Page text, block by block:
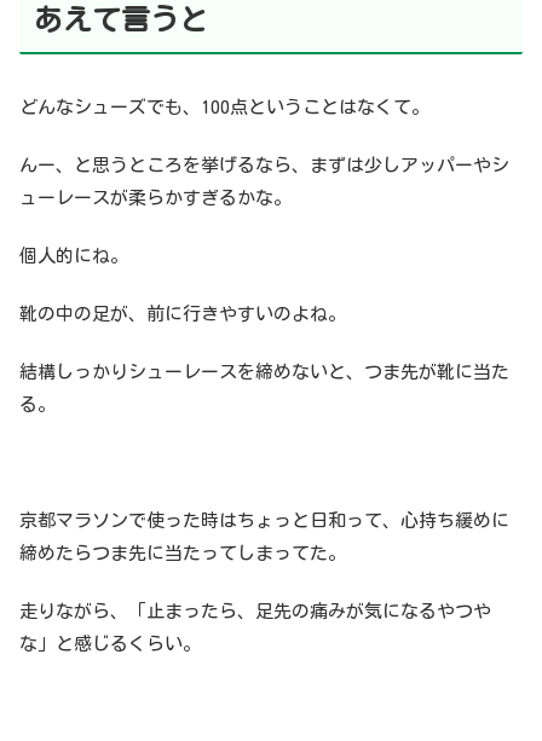
あえて言うと
どんなシューズでも、100点ということはなくて。
んー、と思うところを挙げるなら、まずは少しアッパーやシ
ューレースが柔らかすぎるかな。
個人的にね。
靴の中の足が、前に行きやすいのよね。
結構しっかりシューレースを締めないと、つま先が靴に当た
る。
京都マラソンで使った時はちょっと日和って、心持ち緩めに
締めたらつま先に当たってしまってた。
走りながら、「止まったら、足先の痛みが気になるやつや
な」と感じるくらい。